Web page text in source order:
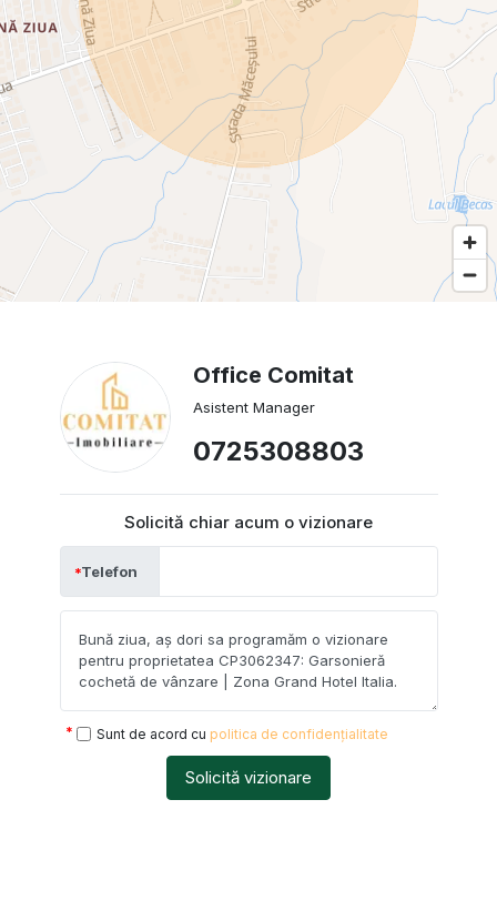
Office Comitat
Asistent Manager
0725308803
Solicită chiar acum o vizionare
Telefon
Sunt de acord cu politica de confidențialitate
Solicită vizionare